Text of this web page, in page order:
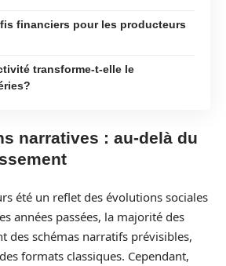
financiers pour les producteurs
transforme-t-elle le
narratives : au-delà du
été un reflet des évolutions sociales
années passées, la majorité des
des schémas narratifs prévisibles,
formats classiques. Cependant,